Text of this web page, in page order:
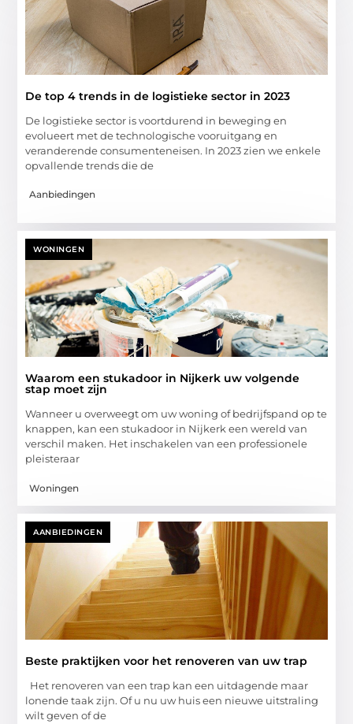
De top 4 trends in de logistieke sector in 2023
De logistieke sector is voortdurend in beweging en
evolueert met de technologische vooruitgang en
veranderende consumenteneisen. In 2023 zien we enkele
opvallende trends die de
Aanbiedingen
WONINGEN
Waarom een stukadoor in Nijkerk uw volgende
stap moet zijn
Wanneer u overweegt om uw woning of bedrijfspand op te
knappen, kan een stukadoor in Nijkerk een wereld van
verschil maken. Het inschakelen van een professionele
pleisteraar
Woningen
AANBIEDINGEN
Beste praktijken voor het renoveren van uw trap
Het renoveren van een trap kan een uitdagende maar
lonende taak zijn. Of u nu uw huis een nieuwe uitstraling
wilt geven of de